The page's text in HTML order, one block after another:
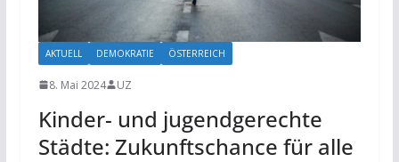
AKTUELL DEMOKRATIE ÖSTERREICH
8. Mai 2024 UZ
Kinder- und jugendgerechte
Städte: Zukunftschance für alle